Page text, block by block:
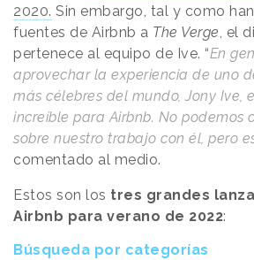
2020. Sin embargo, tal y como
fuentes de Airbnb a The Verge, el
pertenece al equipo de Ive. “En
aprovechar la experiencia de uno
más célebres del mundo, Jony Ive,
increíble para Airbnb. No podemos
sobre nuestro trabajo con él, pero
comentado al medio.
Estos son los tres grandes
Airbnb para verano de 2022:
Búsqueda por categorías